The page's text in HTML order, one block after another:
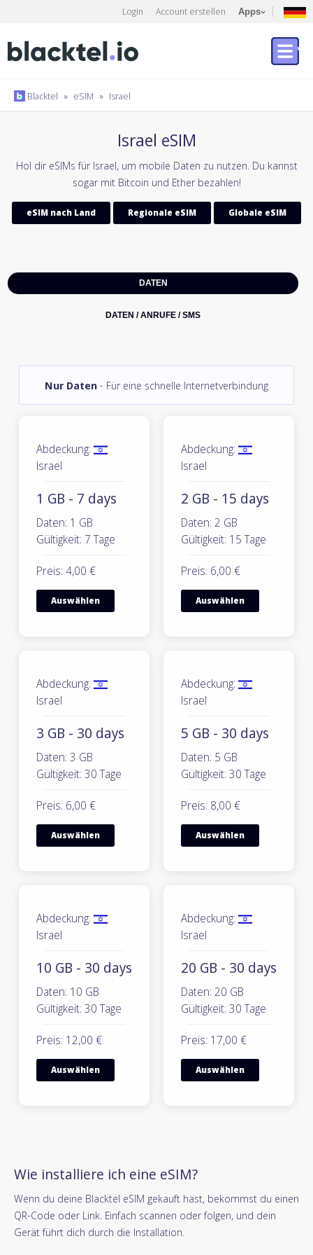
Login Account erstellen Apps
Blacktel » eSIM » Israel
Israel eSIM
Hol dir eSIMs für Israel, um mobile Daten zu nutzen. Du kannst
sogar mit Bitcoin und Ether bezahlen!
eSIM nach Land Regionale eSIM Globale eSIM
DATEN
DATEN / ANRUFE / SMS
Nur Daten - Für eine schnelle Internetverbindung
Abdeckung:
Israel
1 GB - 7 days
Daten: 1 GB
Gültigkeit: 7 Tage
Preis: 4,00 €
Auswählen
Abdeckung:
Israel
2 GB - 15 days
Daten: 2 GB
Gültigkeit: 15 Tage
Preis: 6,00 €
Auswählen
Abdeckung:
Israel
3 GB - 30 days
Daten: 3 GB
Gültigkeit: 30 Tage
Preis: 6,00 €
Auswählen
Abdeckung:
Israel
5 GB - 30 days
Daten: 5 GB
Gültigkeit: 30 Tage
Preis: 8,00 €
Auswählen
Abdeckung:
Israel
10 GB - 30 days
Daten: 10 GB
Gültigkeit: 30 Tage
Preis: 12,00 €
Auswählen
Abdeckung:
Israel
20 GB - 30 days
Daten: 20 GB
Gültigkeit: 30 Tage
Preis: 17,00 €
Auswählen
Wie installiere ich eine eSIM?
Wenn du deine Blacktel eSIM gekauft hast, bekommst du einen
QR-Code oder Link. Einfach scannen oder folgen, und dein
Gerät führt dich durch die Installation.